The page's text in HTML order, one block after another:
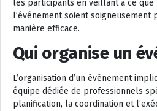
les participants en veillant à ce que
l’événement soient soigneusement
manière efficace.
Qui organise un
L’organisation d’un événement
équipe dédiée de professionnels
planification, la coordination et